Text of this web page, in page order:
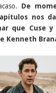
De
nos
que Cuse y
Kenneth